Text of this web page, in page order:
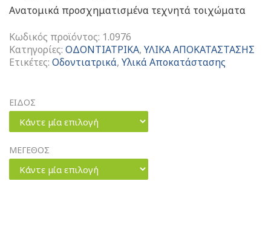
Ανατομικά προσχηματισμένα τεχνητά τοιχώματα
Κωδικός προϊόντος: 1.0976
Κατηγορίες: ΟΔΟΝΤΙΑΤΡΙΚΑ, ΥΛΙΚΑ ΑΠΟΚΑΤΑΣΤΑΣΗΣ
Ετικέτες: Οδοντιατρικά, Υλικά Αποκατάστασης
ΕΙΔΟΣ
Κάντε μία επιλογή
ΜΕΓΕΘΟΣ
Κάντε μία επιλογή